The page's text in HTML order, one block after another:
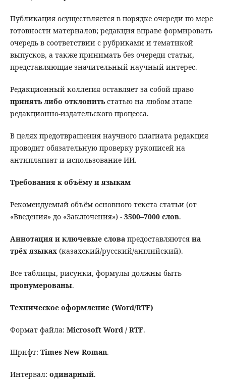
Публикация осуществляется в порядке очереди по мере
готовности материалов; редакция вправе формировать
очередь в соответствии с рубриками и тематикой
выпусков, а также принимать без очереди статьи,
представляющие значительный научный интерес.
Редакционный коллегия оставляет за собой право
принять либо отклонитьстатью на любом этапе
редакционно-издательского процесса.
В целях предотвращения научного плагиата редакция
проводит обязательную проверку рукописей на
антиплагиат и использование ИИ.
Требования к объёму и языкам
Рекомендуемый объём основного текста статьи (от
«Введения» до «Заключения») - 3500–7000 слов.
Аннотация и ключевые словапредоставляются на
трёх языках(казахский/русский/английский).
Все таблицы, рисунки, формулы должны быть
пронумерованы.
Техническое оформление (Word/RTF)
Формат файла: Microsoft Word/ RTF.
Шрифт: Times New Roman.
Интервал: одинарный.